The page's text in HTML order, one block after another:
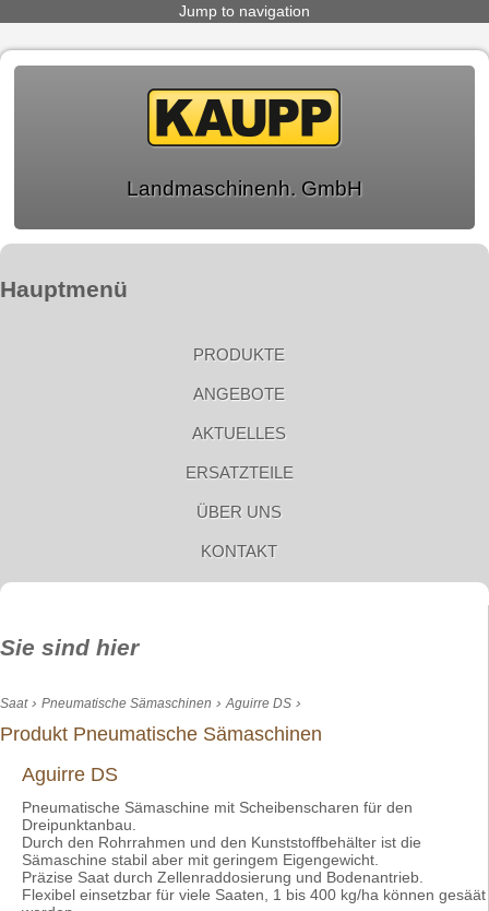
Jump to navigation
Landmaschinenh. GmbH
Hauptmenü
PRODUKTE
ANGEBOTE
AKTUELLES
ERSATZTEILE
ÜBER UNS
KONTAKT
Sie sind hier
Saat› Pneumatische Sämaschinen › Aguirre DS ›
Produkt Pneumatische Sämaschinen
Aguirre DS
Pneumatische Sämaschine mit Scheibenscharen für den
Dreipunktanbau.
Durch den Rohrrahmen und den Kunststoffbehälter ist die
Sämaschine stabil aber mit geringem Eigengewicht.
Präzise Saat durch Zellenraddosierung und Bodenantrieb.
Flexibel einsetzbar für viele Saaten, 1 bis 400 kg/ha können gesäät